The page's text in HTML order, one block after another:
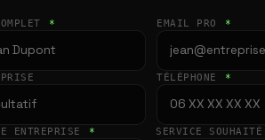
* EMAIL PRO *
TÉLÉPHONE *
ENTREPRISE * SERVICE SOUHAITÉ